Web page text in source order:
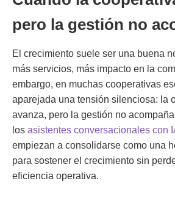
pero la gestión no
El crecimiento suele ser una buena
más servicios, más impacto en la
embargo, en muchas cooperativas
aparejada una tensión silenciosa: la
avanza, pero la gestión no
los asistentes conversacionales con
empiezan a consolidarse como una
para sostener el crecimiento sin
eficiencia operativa.